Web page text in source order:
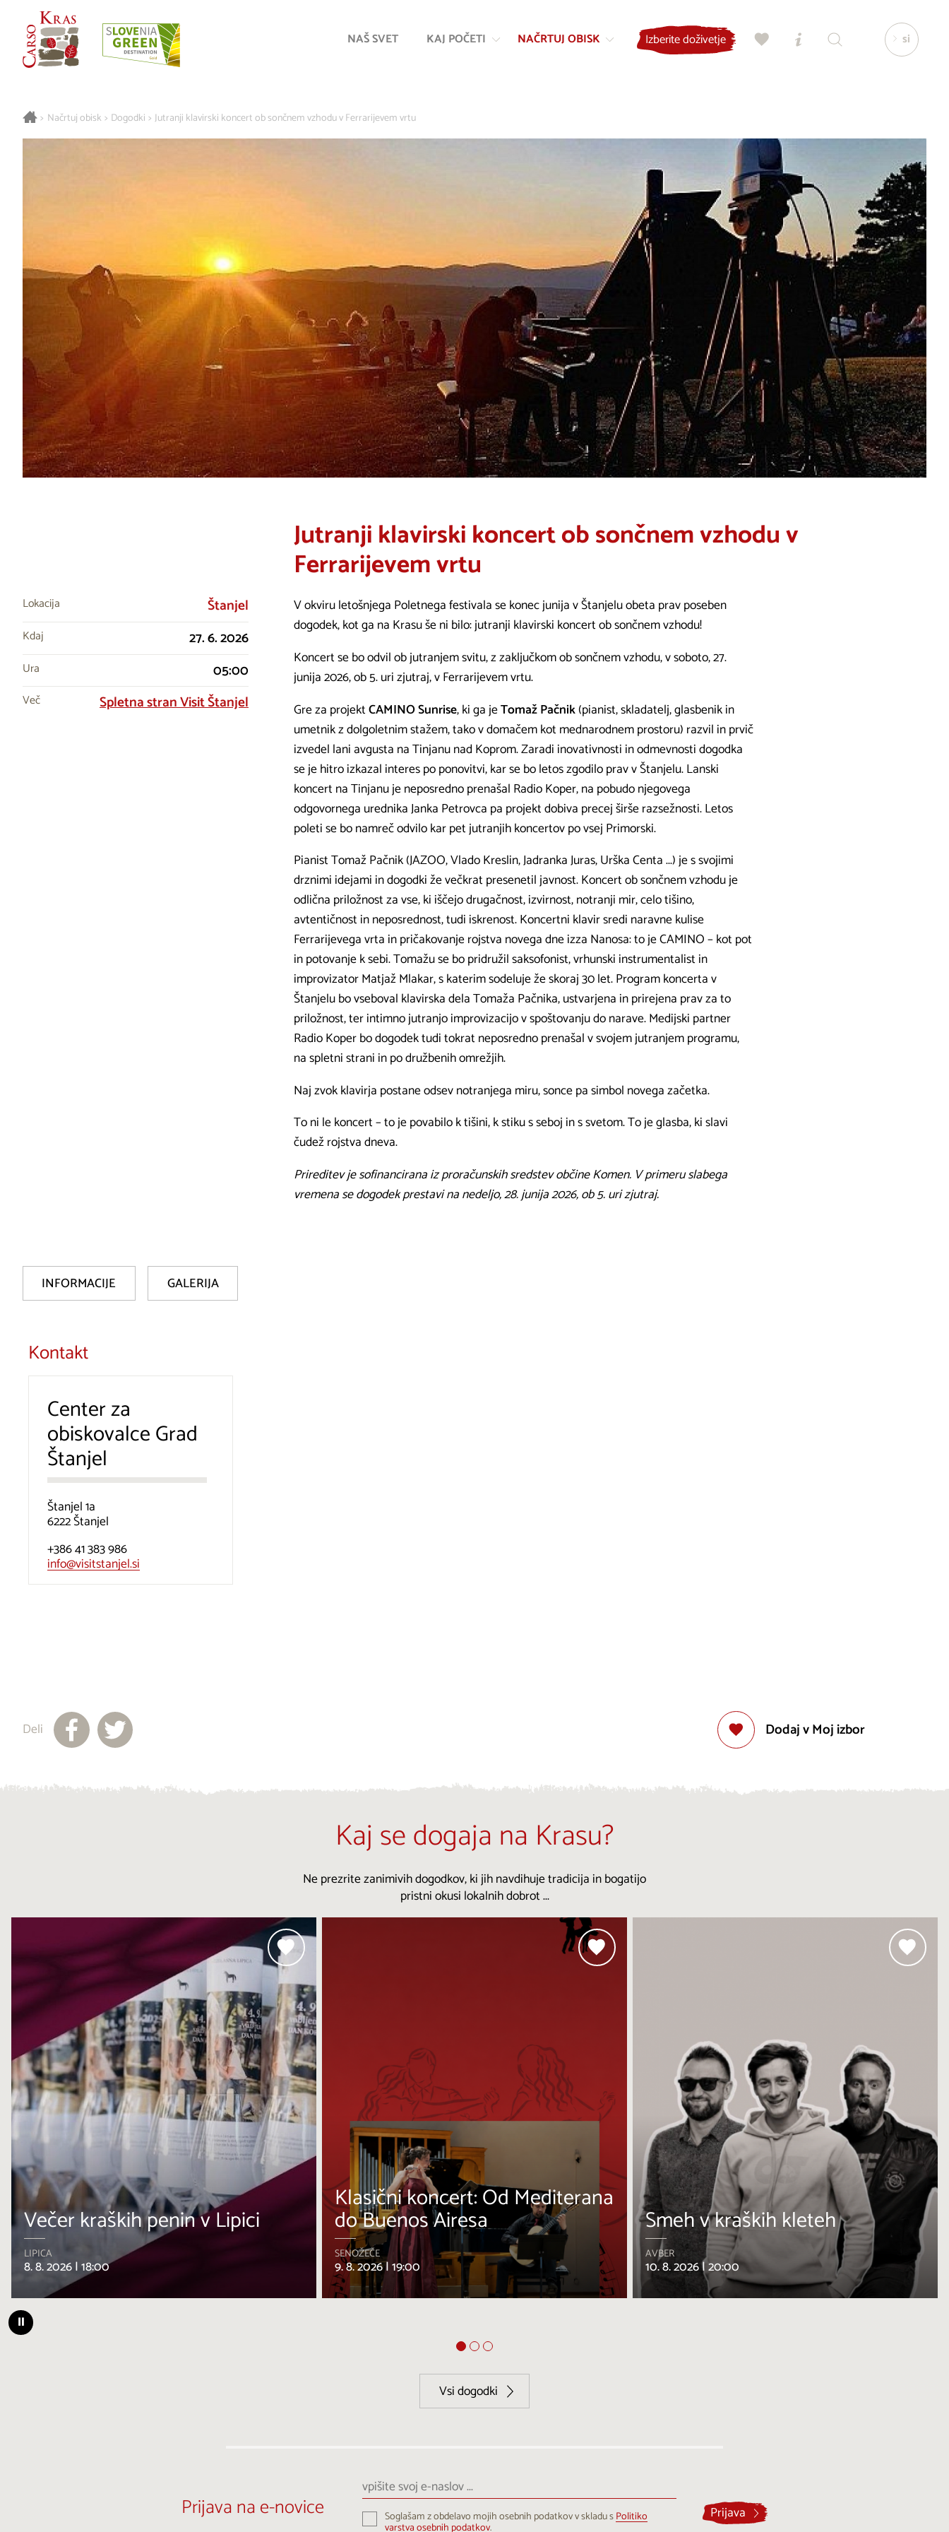
vsebino
NAŠ SVET KAJ POČETI NAČRTUJ OBISK Izberite doživetje si
> Načrtuj obisk > Dogodki > Jutranji klavirski koncert ob sončnem vzhodu v Ferrarijevem vrtu
Jutranji klavirski koncert ob sončnem vzhodu v
Ferrarijevem vrtu
Lokacija Štanjel
Kdaj 27. 6. 2026
Ura 05:00
Več Spletna stran Visit Štanjel
V okviru letošnjega Poletnega festivala se konec junija v Štanjelu obeta prav poseben
dogodek, kot ga na Krasu še ni bilo: jutranji klavirski koncert ob sončnem vzhodu!
Koncert se bo odvil ob jutranjem svitu, z zaključkom ob sončnem vzhodu, v soboto, 27.
junija 2026, ob 5. uri zjutraj, v Ferrarijevem vrtu.
Gre za projektCAMINO Sunrise, ki ga jeTomaž Pačnik(pianist, skladatelj, glasbenik in
umetnik z dolgoletnim stažem, tako v domačem kot mednarodnem prostoru) razvil in prvič
izvedel lani avgusta na Tinjanu nad Koprom. Zaradi inovativnosti in odmevnosti dogodka
se je hitro izkazal interes po ponovitvi, kar se bo letos zgodilo prav v Štanjelu. Lanski
koncert na Tinjanu je neposredno prenašal Radio Koper, na pobudo njegovega
odgovornega urednika Janka Petrovca pa projekt dobiva precej širše razsežnosti. Letos
poleti se bo namreč odvilo kar pet jutranjih koncertov po vsej Primorski.
Pianist Tomaž Pačnik (JAZOO, Vlado Kreslin, Jadranka Juras, Urška Centa ...) je s svojimi
drznimi idejami in dogodki že večkrat presenetil javnost. Koncert ob sončnem vzhodu je
odlična priložnost za vse, ki iščejo drugačnost, izvirnost, notranji mir, celo tišino,
avtentičnost in neposrednost, tudi iskrenost. Koncertni klavir sredi naravne kulise
Ferrarijevega vrta in pričakovanje rojstva novega dne izza Nanosa: to je CAMINO – kot pot
in potovanje k sebi. Tomažu se bo pridružil saksofonist, vrhunski instrumentalist in
improvizator Matjaž Mlakar, s katerim sodeluje že skoraj 30 let. Program koncerta v
Štanjelu bo vseboval klavirska dela Tomaža Pačnika, ustvarjena in prirejena prav za to
priložnost, ter intimno jutranjo improvizacijo v spoštovanju do narave. Medijski partner
Radio Koper bo dogodek tudi tokrat neposredno prenašal v svojem jutranjem programu,
na spletni strani in po družbenih omrežjih.
Naj zvok klavirja postane odsev notranjega miru, sonce pa simbol novega začetka.
To ni le koncert – to je povabilo k tišini, k stiku s seboj in s svetom. To je glasba, ki slavi
čudež rojstva dneva.
Prireditev je sofinancirana iz proračunskih sredstev občine Komen. V primeru slabega
vremena se dogodek prestavi na nedeljo, 28. junija 2026, ob 5. uri zjutraj.
INFORMACIJE GALERIJA
Kontakt
Center za
obiskovalce Grad
Štanjel
Štanjel 1a
6222 Štanjel
+386 41 383 986
info@visitstanjel.si
Dodaj v Moj izbor
Deli
Kaj se dogaja na Krasu?
Ne prezrite zanimivih dogodkov, ki jih navdihuje tradicija in bogatijo
pristni okusi lokalnih dobrot ...
Smeh v kraških kleteh
AVBER
10. 8. 2026 |20:00
Osmica za en dan
DUTOVLJE
11. 8. – 11. 8. 2026 |10:00 – 23:00
Teran v vseh svojih odtenkih
ŠTANJEL
12. 8. 2026 |19:00
⏸
Vsi dogodki
Prijava na e-novice
vpišite
svoj
e-
naslovSoglašam z obdelavo mojih osebnih podatkov v skladu sPolitiko
varstva osebnih podatkov.
Prijava